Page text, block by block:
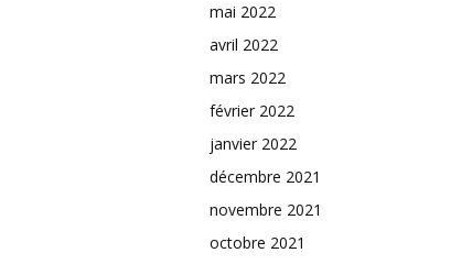
mai 2022
avril 2022
mars 2022
février 2022
janvier 2022
décembre 2021
novembre 2021
octobre 2021